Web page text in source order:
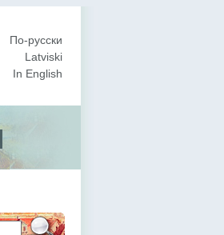
По-русски
Latviski
In English